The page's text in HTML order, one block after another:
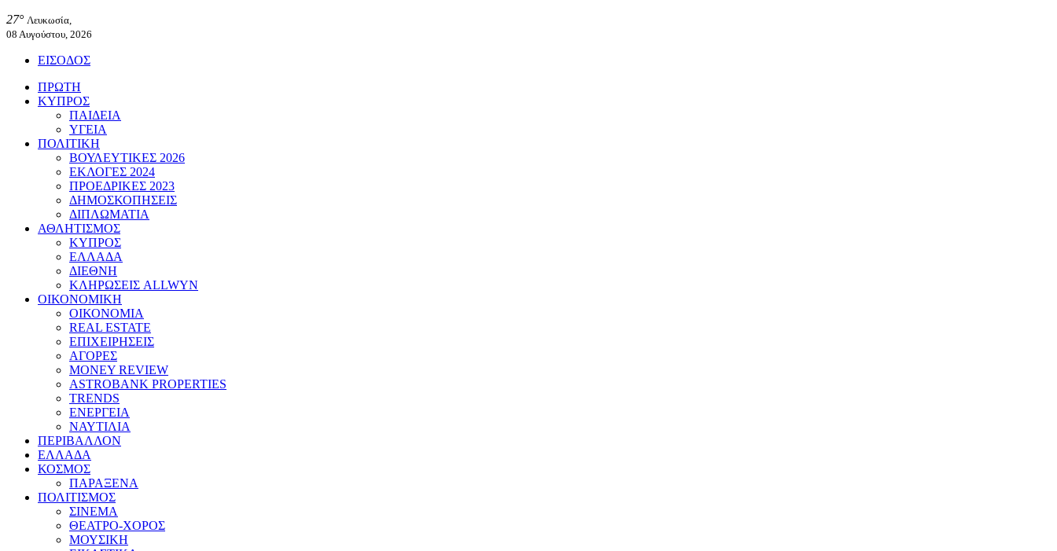
27° Λευκωσία,
08 Αυγούστου, 2026
ΕΙΣΟΔΟΣ
ΠΡΩΤΗ
ΚΥΠΡΟΣ
ΠΑΙΔΕΙΑ
ΥΓΕΙΑ
ΠΟΛΙΤΙΚΗ
ΒΟΥΛΕΥΤΙΚΕΣ 2026
ΕΚΛΟΓΕΣ 2024
ΠΡΟΕΔΡΙΚΕΣ 2023
ΔΗΜΟΣΚΟΠΗΣΕΙΣ
ΔΙΠΛΩΜΑΤΙΑ
ΑΘΛΗΤΙΣΜΟΣ
ΚΥΠΡΟΣ
ΕΛΛΑΔΑ
ΔΙΕΘΝΗ
ΚΛΗΡΩΣΕΙΣ ALLWYN
ΟΙΚΟΝΟΜΙΚΗ
ΟΙΚΟΝΟΜΙΑ
REAL ESTATE
ΕΠΙΧΕΙΡΗΣΕΙΣ
ΑΓΟΡΕΣ
MONEY REVIEW
ASTROBANK PROPERTIES
TRENDS
ΕΝΕΡΓΕΙΑ
ΝΑΥΤΙΛΙΑ
ΠΕΡΙΒΑΛΛΟΝ
ΕΛΛΑΔΑ
ΚΟΣΜΟΣ
ΠΑΡΑΞΕΝΑ
ΠΟΛΙΤΙΣΜΟΣ
ΣΙΝΕΜΑ
ΘΕΑΤΡΟ-ΧΟΡΟΣ
ΜΟΥΣΙΚΗ